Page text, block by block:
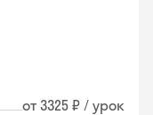
от 3325 ₽ / урок